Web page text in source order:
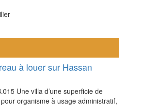
à louer sur Hassan
Une villa d’une superficie de
organisme à usage administratif,